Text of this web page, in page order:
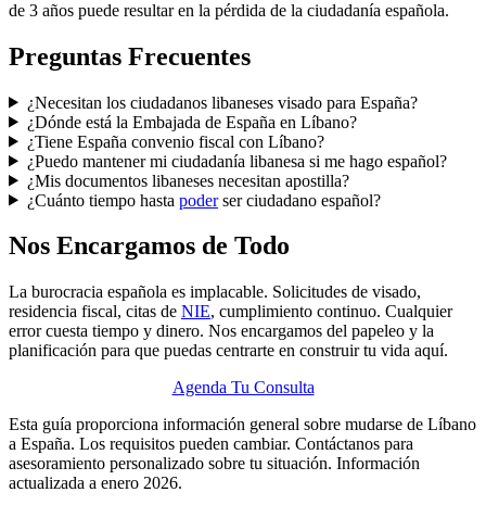
de 3 años puede resultar en la pérdida de la ciudadanía española.
Preguntas Frecuentes
¿Necesitan los ciudadanos libaneses visado para España?
¿Dónde está la Embajada de España en Líbano?
¿Tiene España convenio fiscal con Líbano?
¿Puedo mantener mi ciudadanía libanesa si me hago español?
¿Mis documentos libaneses necesitan apostilla?
¿Cuánto tiempo hasta poderser ciudadano español?
Nos Encargamos de Todo
La burocracia española es implacable. Solicitudes de visado,
residencia fiscal, citas de NIE, cumplimiento continuo. Cualquier
error cuesta tiempo y dinero. Nos encargamos del papeleo y la
planificación para que puedas centrarte en construir tu vida aquí.
Agenda Tu Consulta
Esta guía proporciona información general sobre mudarse de Líbano
a España. Los requisitos pueden cambiar. Contáctanos para
asesoramiento personalizado sobre tu situación. Información
actualizada a enero 2026.